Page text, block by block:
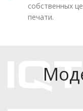
собственных
печати.